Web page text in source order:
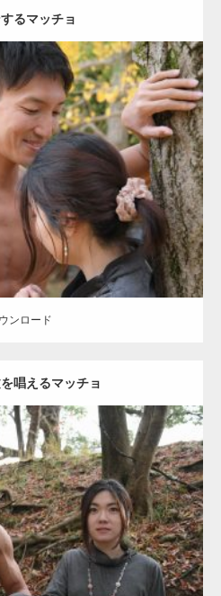
るマッチョ
2021.07.8
他 AKIHITO(細マッチョ) 大胸筋 肩 腹
筋
ンロード
唱えるマッチョ
2021.07.8
他 AKIHITO(細マッチョ) 大胸筋 腹筋
】マッチョフリー素材メンバーが
記録…
番組「ひるおび」にてマッスルプ
されま…
ラジオ番組「ONE MORNING」